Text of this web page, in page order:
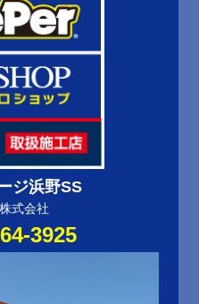
ジ浜野SS
式会社
3925